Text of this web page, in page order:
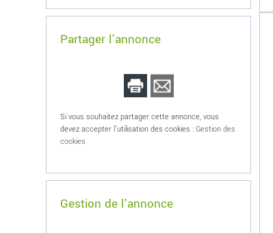
Partager l'annonce
Si vous souhaitez partager cette annonce, vous
devez accepter l'utilisation des cookies :Gestion des
cookies
Gestion de l'annonce